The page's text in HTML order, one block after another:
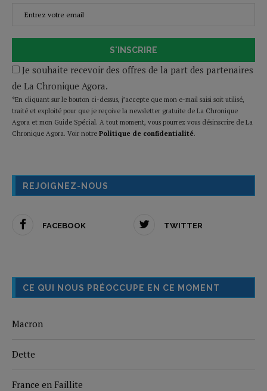
S'INSCRIRE
Je souhaite recevoir des offres de la part des partenaires
de La Chronique Agora.
*En cliquant sur le bouton ci-dessus, j’accepte que mon e-mail saisi soit utilisé,
traité et exploité pour que je reçoive la newsletter gratuite de La Chronique
Agora et mon Guide Spécial. A tout moment, vous pourrez vous désinscrire de La
Chronique Agora. Voir notre Politique de confidentialité.
REJOIGNEZ-NOUS
FACEBOOK TWITTER
CE QUI NOUS PRÉOCCUPE EN CE MOMENT
Macron
Dette
France en Faillite